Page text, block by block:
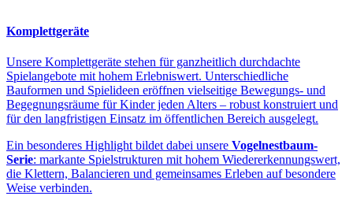
Komplettgeräte
Unsere Komplettgeräte stehen für ganzheitlich durchdachte
Spielangebote mit hohem Erlebniswert. Unterschiedliche
Bauformen und Spielideen eröffnen vielseitige Bewegungs- und
Begegnungsräume für Kinder jeden Alters – robust konstruiert und
für den langfristigen Einsatz im öffentlichen Bereich ausgelegt.
Ein besonderes Highlight bildet dabei unsere Vogelnestbaum-
Serie: markante Spielstrukturen mit hohem Wiedererkennungswert,
die Klettern, Balancieren und gemeinsames Erleben auf besondere
Weise verbinden.